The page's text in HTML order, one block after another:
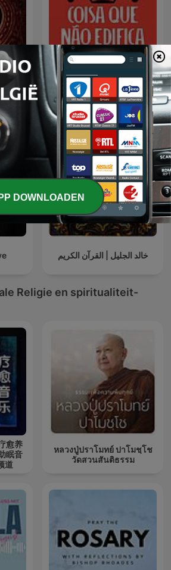
Coisa Que Não Edifica
Nem Destrói
خالد الجليل | القرآن الكريم
Religie en spiritualiteit-
愈养
眠音
道
หลวงปู่ปราโมทย์ ปาโมชฺโช
วัดสวนสันติธรรม
DOWNLOADEN